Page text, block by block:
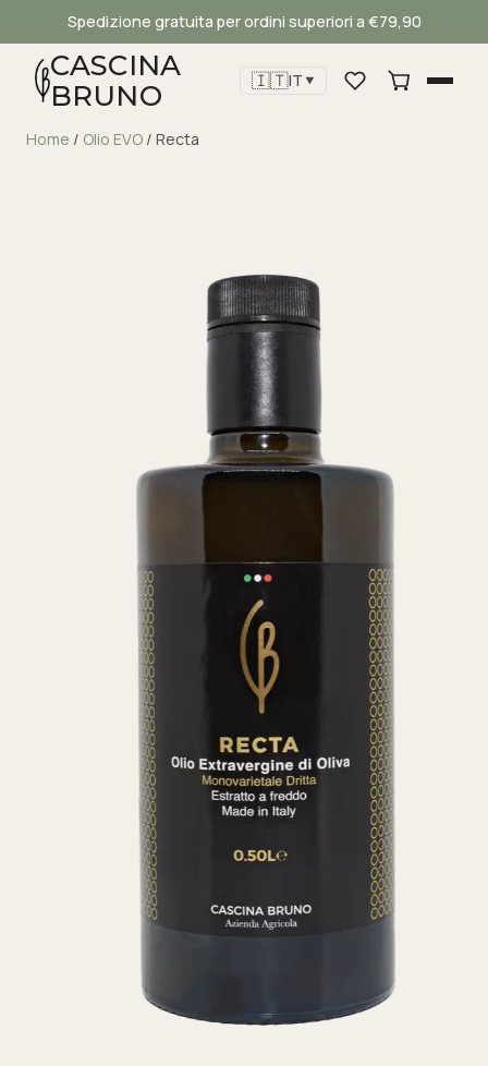
Spedizione gratuita per ordini superiori a €79,90
CASCINA
BRUNO
🇮🇹IT ▼
Home / Olio EVO / Recta